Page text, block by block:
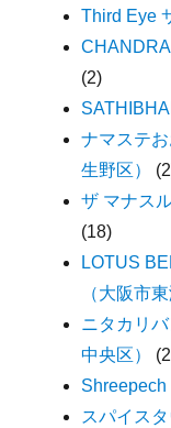
Third Eye
(2)
ナマステ
生野区）
ザ マナス
(18)
LOTUS
（大阪市
ニタカリ
中央区）
Shreepech
スパイス